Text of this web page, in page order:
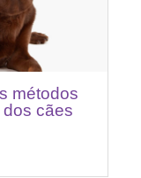
métodos
cães